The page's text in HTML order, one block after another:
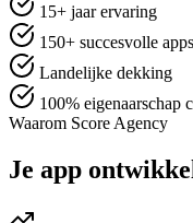
15+ jaar ervaring
150+ succesvolle apps
Landelijke dekking
100% eigenaarschap
Waarom Score Agency
Je app